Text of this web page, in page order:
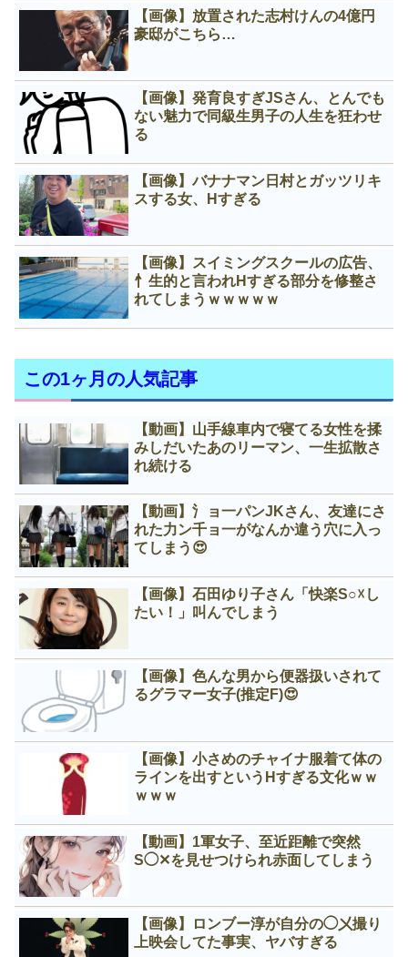
【画像】放置された志村けんの4億円
豪邸がこちら…
【画像】発育良すぎJSさん、とんでも
ない魅力で同級生男子の人生を狂わせ
る
【画像】バナナマン日村とガッツリキ
スする女、Нすぎる
【画像】スイミングスクールの広告、
忄生的と言われНすぎる部分を修整さ
れてしまうｗｗｗｗｗ
この1ヶ月の人気記事
【動画】山手線車内で寝てる女性を揉
みしだいたあのリーマン、一生拡散さ
れ続ける
【動画】氵ョ一パンJKさん、友達にさ
れた力ン千ョ一がなんか違う穴に入っ
てしまう😍
【画像】石田ゆり子さん「快楽S○☓し
たい！」叫んでしまう
【画像】色んな男から便器扱いされて
るグラマー女子(推定F)😍
【画像】小さめのチャイナ服着て体の
ラインを出すというНすぎる文化ｗｗ
ｗｗｗ
【動画】1軍女子、至近距離で突然
S◯✕を見せつけられ赤面してしまう
【画像】ロンブー淳が自分の◯㐅撮り
上映会してた事実、ヤバすぎる